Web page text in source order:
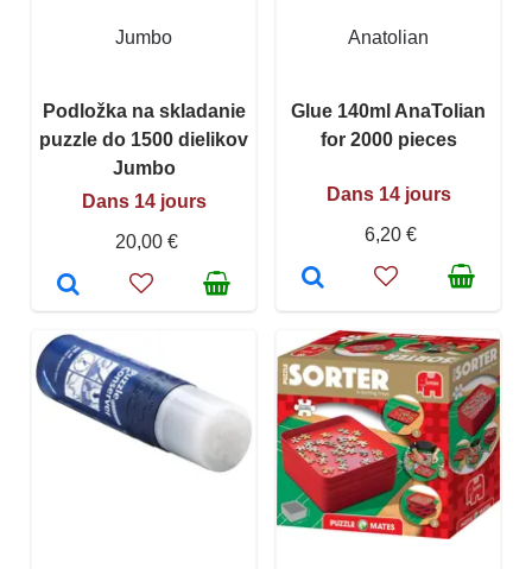
Jumbo
Podložka na skladanie
puzzle do 1500 dielikov
Jumbo
Dans 14 jours
20,00 €
Anatolian
Glue 140ml AnaTolian
for 2000 pieces
Dans 14 jours
6,20 €